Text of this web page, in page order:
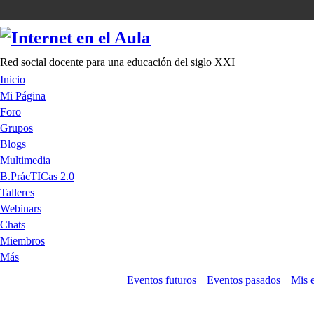
Red social docente para una educación del siglo XXI
Inicio
Mi Página
Foro
Grupos
Blogs
Multimedia
B.PrácTICas 2.0
Talleres
Webinars
Chats
Miembros
Más
Eventos futuros
Eventos pasados Mis